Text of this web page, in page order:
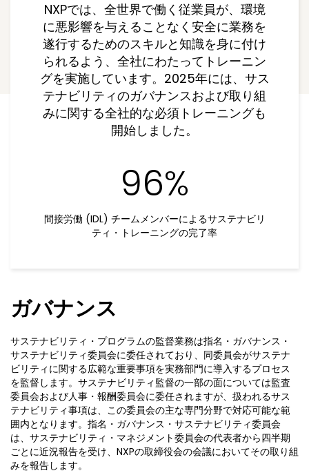
NXPでは、全世界で働く従業員が、環境
に悪影響を与えることなく安全に業務を
遂行するためのスキルと知識を身に付け
られるよう、全社にわたってトレーニン
グを実施しています。2025年には、サス
テナビリティのガバナンスおよび取り組
みに関する全社的な必須トレーニングも
開始しました。
96%
間接労働 (IDL) チームメンバーによるサステナビリ
ティ・トレーニングの完了率
ガバナンス
サステナビリティ・プログラムの監督業務は指名・ガバナンス・
サステナビリティ委員会に委任されており、同委員会がサステナ
ビリティに関する広範な重要事項を実務部門に導入するプロセス
を監督します。サステナビリティ監督の一部の面については監査
委員会および人事・報酬委員会に委任されますが、扱われるサス
テナビリティ事項は、この委員会の主な専門分野で対応可能な範
囲内となります。指名・ガバナンス・サステナビリティ委員会
は、サステナビリティ・マネジメント委員会の代表者から四半期
ごとに近況報告を受け、NXPの取締役会の会議においてその取り組
みを報告します。